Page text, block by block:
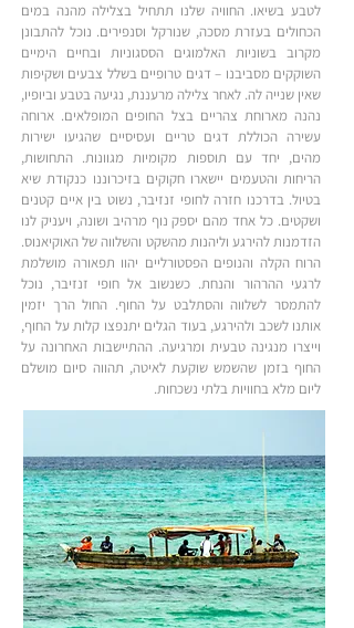
לטבע בשיאו. החוויה שלנו תתחיל בצלילה מהנה במים
הכחולים בעזרת מסכה, שנורקל וסנפירים. נוכל להתבונן
מקרוב בשוניות האלמוגים הססגוניות ובחיים הימיים
השוקקים מסביבנו – דגים טרופיים בשלל צבעים ושקיפות
שאין שנייה לה. לאחר צלילה מרעננת, נגיעה בטבע וביופיו,
נהנה מארוחת צהריים בצל החופים המופלאים. ארוחה
עשירה הכוללת דגים טריים ועסיסיים שהגיעו ישירות
מהים, יחד עם תוספות מקומיות מגוונות. התחושות,
הריחות והטעמים יישארו חקוקים בזיכרוננו כנקודת שיא
בטיול. בדרכנו חזרה לחופי זנזיבר, נשוט בין איים קטנים
ושקטים. כל אחד מהם יספק נוף מרהיב ושונה, ויעניק לנו
הזדמנות להירגע וליהנות מהשקט והשלווה של האוקיאנוס.
הרוח הקלה והנופים הפסטורליים יהוו תפאורה מושלמת
לרגעי ההרהור והנחת. כשנשוב אל חופי זנזיבר, נוכל
להתמסר לשלווה והסתלבט על החוף. החול הרך יזמין
אותנו לשכב ולהירגע, בעוד הגלים יתנפצו קלות על החוף,
וייצרו מנגינה טבעית ומרגיעה. ההתיישבות האחרונה על
החוף בזמן שהשמש שוקעת לאיטה, תהווה סיום מושלם
ליום מלא בחוויות בלתי נשכחות.